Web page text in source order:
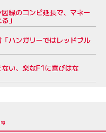
縁のコンビ延長で、マネー
」
ハンガリーではレッドブル
い、楽なF1に喜びはな